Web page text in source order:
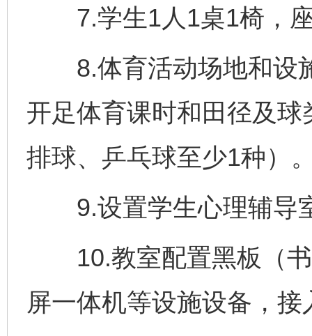
7.学生1人1桌1椅，座
8.体育活动场地和设
开足体育课时和田径及
排球、乒乓球至少1种）
9.设置学生心理辅导
10.教室配置黑板（书
屏一体机等设施设备，